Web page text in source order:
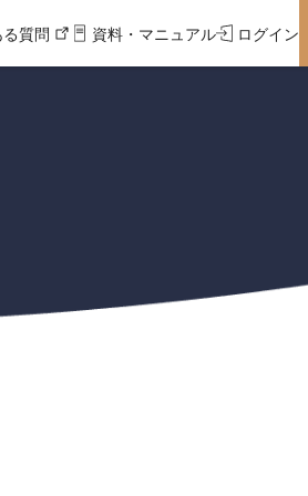
質問 資料・マニュアル ログイン